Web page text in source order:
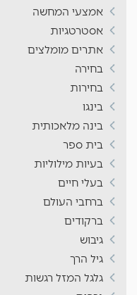
אמצעי המחשה
אסטרטגיות
אתרים מומלצים
בחירה
בחירות
בינגו
בינה מלאכותית
בית ספר
בעיות מילוליות
בעלי חיים
ברחבי העולם
ברקודים
גיבוש
גיל הרך
גלגל המזל רגשות